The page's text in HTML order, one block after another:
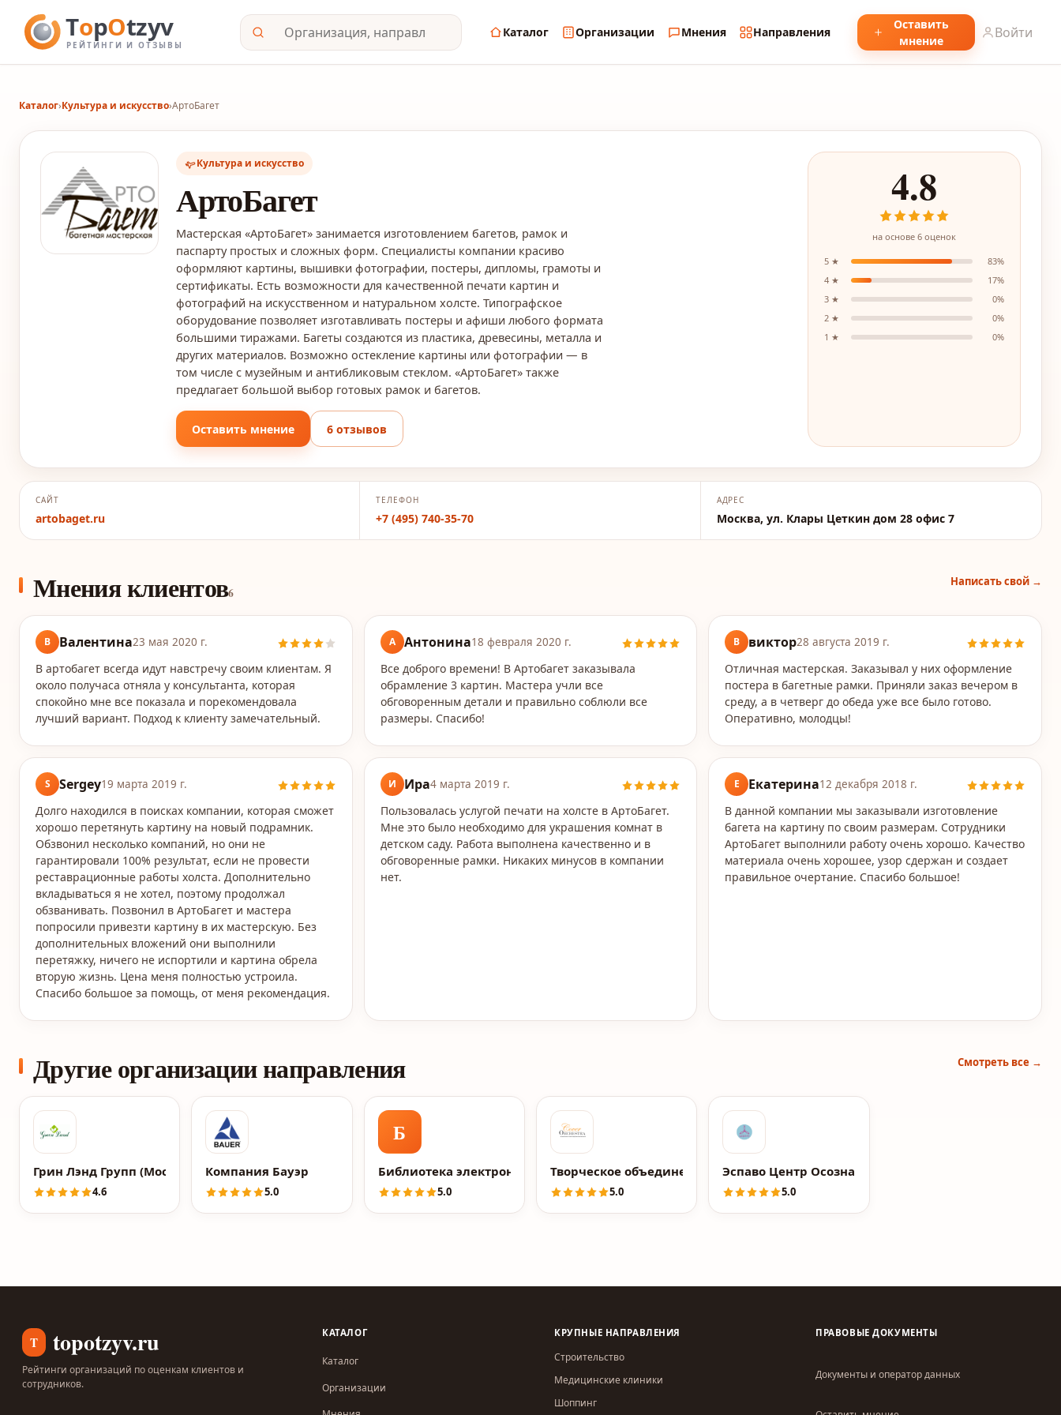
Каталог Организации Мнения Направления
Оставить
мнение
Войти
Каталог›Культура и искусство›АртоБагет
Культура и искусство
АртоБагет
Мастерская «АртоБагет» занимается изготовлением багетов, рамок и
паспарту простых и сложных форм. Специалисты компании красиво
оформляют картины, вышивки фотографии, постеры, дипломы, грамоты и
сертификаты. Есть возможности для качественной печати картин и
фотографий на искусственном и натуральном холсте. Типографское
оборудование позволяет изготавливать постеры и афиши любого формата
большими тиражами. Багеты создаются из пластика, древесины, металла и
других материалов. Возможно остекление картины или фотографии — в
том числе с музейным и антибликовым стеклом. «АртоБагет» также
предлагает большой выбор готовых рамок и багетов.
Оставить мнение 6 отзывов
4.8
на основе 6 оценок
5 ★ 83%
4 ★ 17%
3 ★ 0%
2 ★ 0%
1 ★ 0%
САЙТ
artobaget.ru
ТЕЛЕФОН
+7 (495) 740-35-70
АДРЕС
Москва, ул. Клары Цеткин дом 28 офис 7
Мнения клиентов6
Написать свой →
В Валентина23 мая 2020 г.
В артобагет всегда идут навстречу своим клиентам. Я
около получаса отняла у консультанта, которая
спокойно мне все показала и порекомендовала
лучший вариант. Подход к клиенту замечательный.
А Антонина18 февраля 2020 г.
Все доброго времени! В Артобагет заказывала
обрамление 3 картин. Мастера учли все
обговоренным детали и правильно соблюли все
размеры. Спасибо!
В виктор28 августа 2019 г.
Отличная мастерская. Заказывал у них оформление
постера в багетные рамки. Приняли заказ вечером в
среду, а в четверг до обеда уже все было готово.
Оперативно, молодцы!
S Sergey19 марта 2019 г.
Долго находился в поисках компании, которая сможет
хорошо перетянуть картину на новый подрамник.
Обзвонил несколько компаний, но они не
гарантировали 100% результат, если не провести
реставрационные работы холста. Дополнительно
вкладываться я не хотел, поэтому продолжал
обзванивать. Позвонил в АртоБагет и мастера
попросили привезти картину в их мастерскую. Без
дополнительных вложений они выполнили
перетяжку, ничего не испортили и картина обрела
вторую жизнь. Цена меня полностью устроила.
Спасибо большое за помощь, от меня рекомендация.
И Ира4 марта 2019 г.
Пользовалась услугой печати на холсте в АртоБагет.
Мне это было необходимо для украшения комнат в
детском саду. Работа выполнена качественно и в
обговоренные рамки. Никаких минусов в компании
нет.
Е Екатерина12 декабря 2018 г.
В данной компании мы заказывали изготовление
багета на картину по своим размерам. Сотрудники
АртоБагет выполнили работу очень хорошо. Качество
материала очень хорошее, узор сдержан и создает
правильное очертание. Спасибо большое!
Другие организации направления Смотреть все →
Грин Лэнд Групп (Москва)
4.6
Компания Бауэр
5.0
Б
Библиотека электронной литературы znanium.com
5.0
Творческое объединение COVER ORCHESTRA
5.0
Эспаво Центр Осознанного Развития
5.0
T topotzyv.ru
Рейтинги организаций по оценкам клиентов и
сотрудников.
КАТАЛОГ
Каталог
Организации
КРУПНЫЕ НАПРАВЛЕНИЯ
Строительство
Медицинские клиники
Шоппинг
ПРАВОВЫЕ ДОКУМЕНТЫ
Документы и оператор данных